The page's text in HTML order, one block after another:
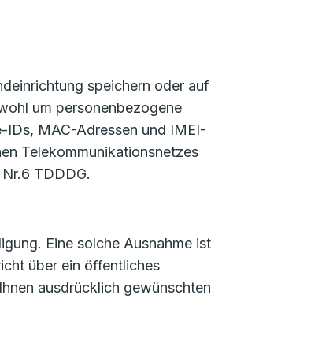
speichern oder auf
um personenbezogene
IDs, MAC-Adressen und IMEI-
Telekommunikationsnetzes
TDDDG.
Eine solche Ausnahme ist
über ein öffentliches
ausdrücklich gewünschten